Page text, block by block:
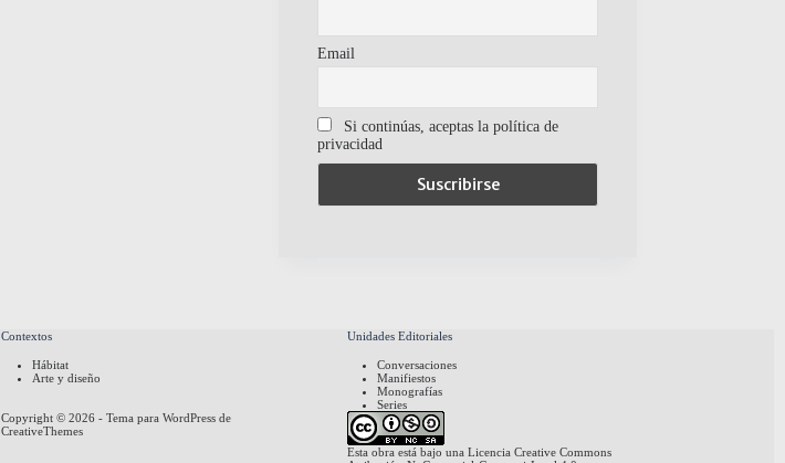
Email
Si continúas, aceptas la política de
privacidad
Contextos
Hábitat
Arte y diseño
Unidades Editoriales
Conversaciones
Manifiestos
Monografías
Series
Copyright © 2026 - Tema para WordPress de
CreativeThemes
Esta obra está bajo una Licencia Creative Commons